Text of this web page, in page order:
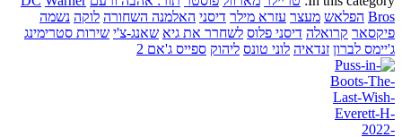
Bros הפלאש מעצר עזרא מילר דיסני האלמנה השחורה לוקה נשמה
פיקסאר קרואלה דיסני פלוס לשחרר את גיא שאנג-צ'י שירות סטרימינג
ג'יימס לברון זנדאיה לוני טונס ליהוק ספייס ג'אם 2